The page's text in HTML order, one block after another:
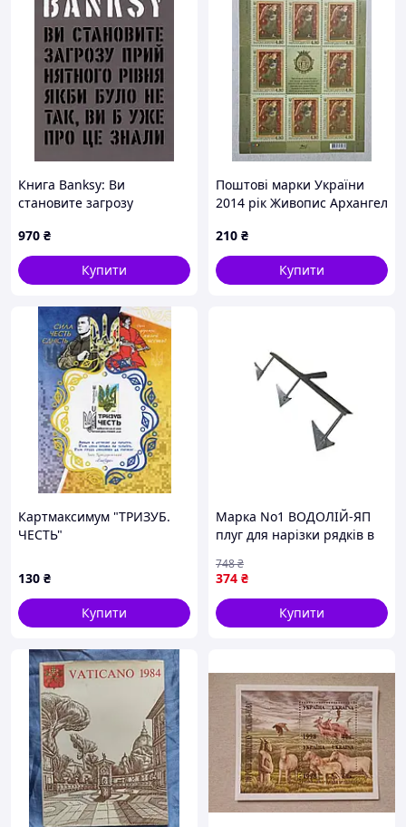
Книга Banksy: Ви
становите загрозу
(ArtHuss)
970 ₴
Купити
Поштові марки України
2014 рік Живопис Архангел
України
210 ₴
Купити
Картмаксимум "ТРИЗУБ.
ЧЕСТЬ"
130 ₴
Купити
Марка No1 ВОДОЛІЙ-ЯП
плуг для нарізки рядків в
металевий з полімерним
покриттям
374 ₴
748₴
Купити